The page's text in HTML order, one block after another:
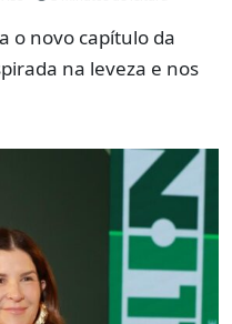
o novo capítulo da
na leveza e nos